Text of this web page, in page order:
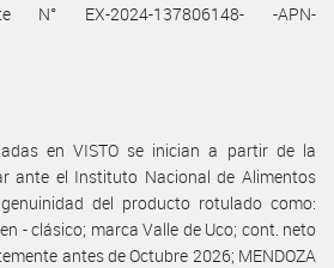
N° EX-2024-137806148- -APN-
en VISTO se inician a partir de la
ante el Instituto Nacional de Alimentos
del producto rotulado como:
- clásico; marca Valle de Uco; cont. neto
antes de Octubre 2026; MENDOZA